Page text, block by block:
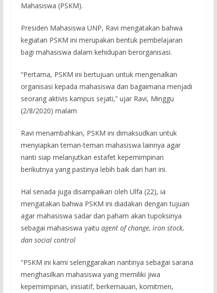
Mahasiswa (PSKM).
Presiden Mahasiswa UNP, Ravi mengatakan bahwa
kegiatan PSKM ini merupakan bentuk pembelajaran
bagi mahasiswa dalam kehidupan berorganisasi.
“Pertama, PSKM ini bertujuan untuk mengenalkan
organisasi kepada mahasiswa dan bagaimana menjadi
seorang aktivis kampus sejati,” ujar Ravi, Minggu
(2/8/2020) malam
Ravi menambahkan, PSKM ini dimaksudkan untuk
menyiapkan teman-teman mahasiswa lainnya agar
nanti siap melanjutkan estafet kepemimpinan
berikutnya yang pastinya lebih baik dari hari ini.
Hal senada juga disampaikan oleh Ulfa (22), ia
mengatakan bahwa PSKM ini diadakan dengan tujuan
agar mahasiswa sadar dan paham akan tupoksinya
sebagai mahasiswa yaitu agent of change, iron stock,
dan social control
“PSKM ini kami selenggarakan nantinya sebagai sarana
menghasilkan mahasiswa yang memiliki jiwa
kepemimpinan, inisiatif, berkemauan, komitmen,